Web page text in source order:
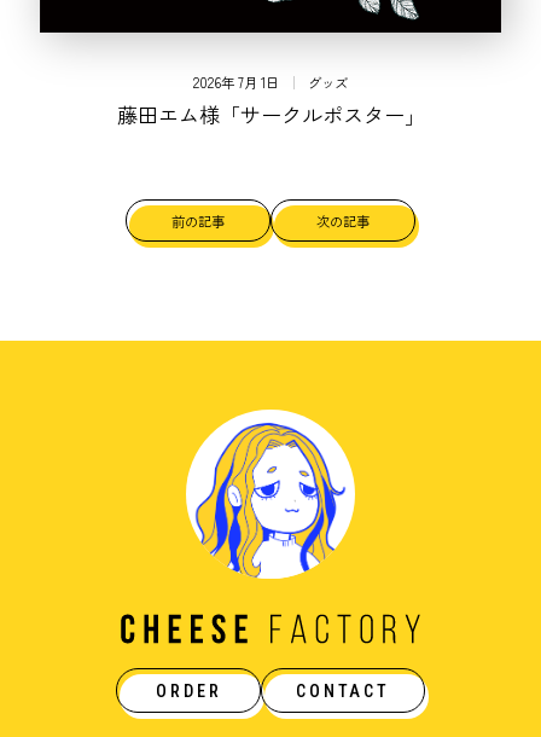
2026年 7月 1日 グッズ
藤田エム様「サークルポスター」
前の記事 次の記事
ORDER CONTACT